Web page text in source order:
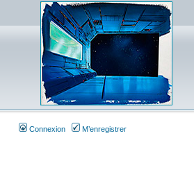
Connexion M’enregistrer